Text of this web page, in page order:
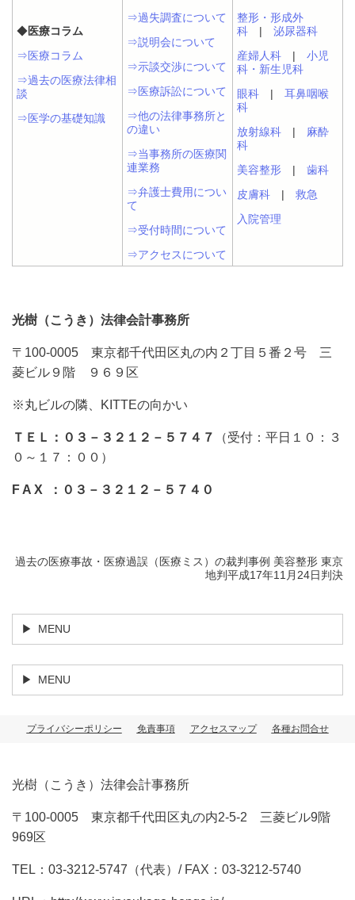
◆医療コラム
⇒医療コラム
⇒過去の医療法律相
談
⇒医学の基礎知識
⇒過失調査について
⇒説明会について
⇒示談交渉について
⇒医療訴訟について
⇒他の法律事務所と
の違い
⇒当事務所の医療関
連業務
⇒弁護士費用につい
て
⇒受付時間について
⇒アクセスについて
整形・形成外
科 | 泌尿器科
産婦人科 | 小児
科・新生児科
眼科 | 耳鼻咽喉
科
放射線科 | 麻酔
科
美容整形 | 歯科
皮膚科 | 救急
入院管理
光樹（こうき）法律会計事務所
〒100-0005 東京都千代田区丸の内２丁目５番２号 三
菱ビル９階 ９６９区
※丸ビルの隣、KITTEの向かい
ＴＥＬ：０３－３２１２－５７４７
（受付：平日１０：３
０～１７：００）
F A X ：０３－３２１２－５７４０
過去の医療事故・医療過誤（医療ミス）の裁判事例 美容整形 東京
地判平成17年11月24日判決
MENU
MENU
プライバシーポリシー 免責事項 アクセスマップ 各種お問合せ
光樹（こうき）法律会計事務所
〒100-0005 東京都千代田区丸の内2-5-2 三菱ビル9階
969区
TEL：03-3212-5747（代表）/ FAX：03-3212-5740